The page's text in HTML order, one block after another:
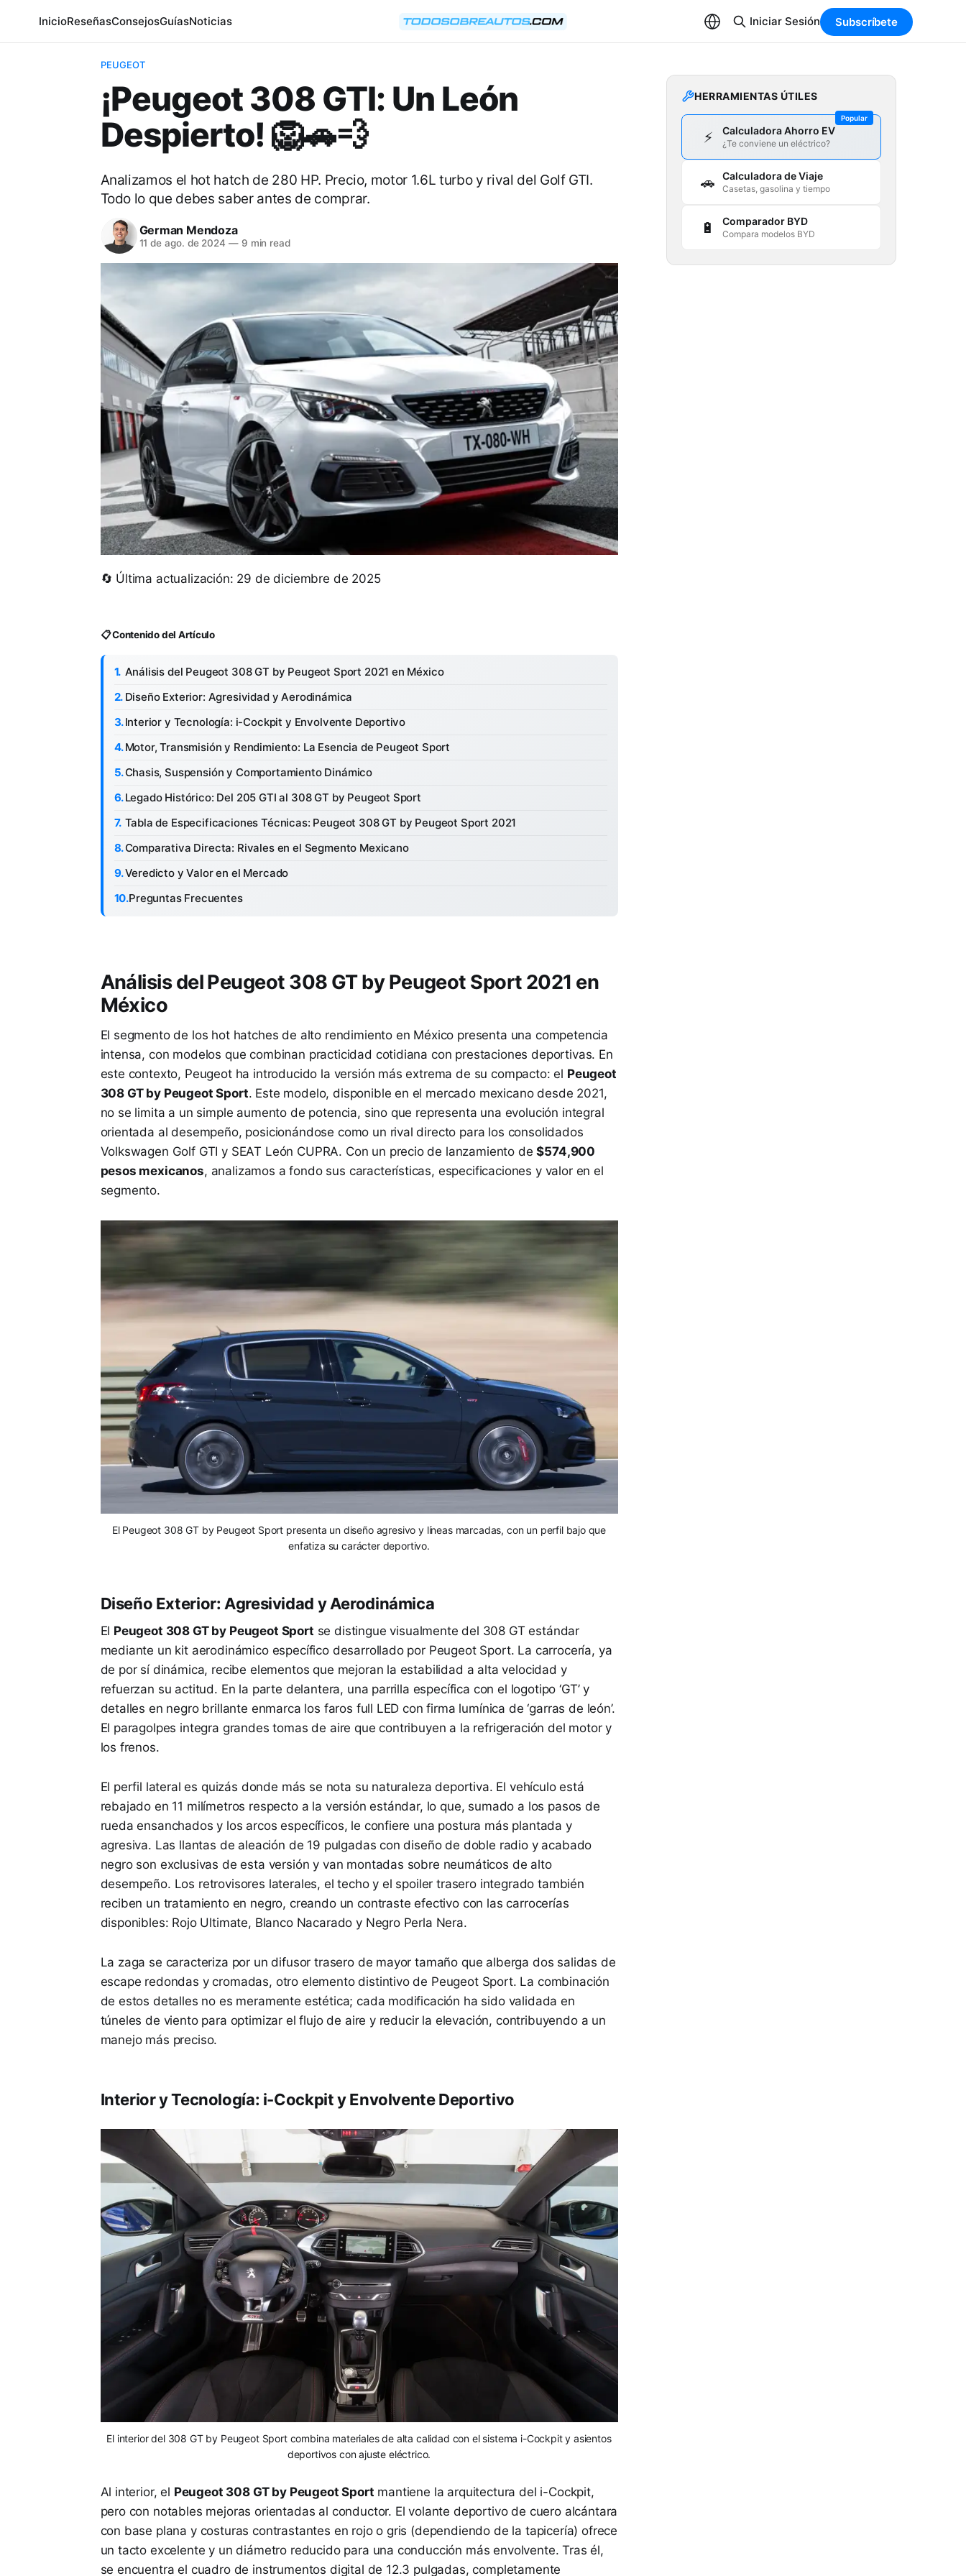
InicioReseñasConsejosGuíasNoticias Iniciar Sesión Subscríbete
PEUGEOT
¡Peugeot 308 GTI: Un León
Despierto! 🦁🚗💨
Analizamos el hot hatch de 280 HP. Precio, motor 1.6L turbo y rival del Golf GTI.
Todo lo que debes saber antes de comprar.
German Mendoza
11 de ago. de 2024 —9 min read
🔄 Última actualización: 29 de diciembre de 2025
📋 Contenido del Artículo
Análisis del Peugeot 308 GT by Peugeot Sport 2021 en México
Diseño Exterior: Agresividad y Aerodinámica
Interior y Tecnología: i-Cockpit y Envolvente Deportivo
Motor, Transmisión y Rendimiento: La Esencia de Peugeot Sport
Chasis, Suspensión y Comportamiento Dinámico
Legado Histórico: Del 205 GTI al 308 GT by Peugeot Sport
Tabla de Especificaciones Técnicas: Peugeot 308 GT by Peugeot Sport 2021
Comparativa Directa: Rivales en el Segmento Mexicano
Veredicto y Valor en el Mercado
Preguntas Frecuentes
Análisis del Peugeot 308 GT by Peugeot Sport 2021 en
México
El segmento de los hot hatches de alto rendimiento en México presenta una competencia
intensa, con modelos que combinan practicidad cotidiana con prestaciones deportivas. En
este contexto, Peugeot ha introducido la versión más extrema de su compacto: el Peugeot
308 GT by Peugeot Sport. Este modelo, disponible en el mercado mexicano desde 2021,
no se limita a un simple aumento de potencia, sino que representa una evolución integral
orientada al desempeño, posicionándose como un rival directo para los consolidados
Volkswagen Golf GTI y SEAT León CUPRA. Con un precio de lanzamiento de$574,900
pesos mexicanos, analizamos a fondo sus características, especificaciones y valor en el
segmento.
El Peugeot 308 GT by Peugeot Sport presenta un diseño agresivo y líneas marcadas, con un perfil bajo que
enfatiza su carácter deportivo.
Diseño Exterior: Agresividad y Aerodinámica
El Peugeot 308 GT by Peugeot Sport se distingue visualmente del 308 GT estándar
mediante un kit aerodinámico específico desarrollado por Peugeot Sport. La carrocería, ya
de por sí dinámica, recibe elementos que mejoran la estabilidad a alta velocidad y
refuerzan su actitud. En la parte delantera, una parrilla específica con el logotipo ‘GT’ y
detalles en negro brillante enmarca los faros full LED con firma lumínica de ‘garras de león’.
El paragolpes integra grandes tomas de aire que contribuyen a la refrigeración del motor y
los frenos.
El perfil lateral es quizás donde más se nota su naturaleza deportiva. El vehículo está
rebajado en 11 milímetros respecto a la versión estándar, lo que, sumado a los pasos de
rueda ensanchados y los arcos específicos, le confiere una postura más plantada y
agresiva. Las llantas de aleación de 19 pulgadas con diseño de doble radio y acabado
negro son exclusivas de esta versión y van montadas sobre neumáticos de alto
desempeño. Los retrovisores laterales, el techo y el spoiler trasero integrado también
reciben un tratamiento en negro, creando un contraste efectivo con las carrocerías
disponibles: Rojo Ultimate, Blanco Nacarado y Negro Perla Nera.
La zaga se caracteriza por un difusor trasero de mayor tamaño que alberga dos salidas de
escape redondas y cromadas, otro elemento distintivo de Peugeot Sport. La combinación
de estos detalles no es meramente estética; cada modificación ha sido validada en
túneles de viento para optimizar el flujo de aire y reducir la elevación, contribuyendo a un
manejo más preciso.
Interior y Tecnología: i-Cockpit y Envolvente Deportivo
El interior del 308 GT by Peugeot Sport combina materiales de alta calidad con el sistema i-Cockpit y asientos
deportivos con ajuste eléctrico.
Al interior, el Peugeot 308 GT by Peugeot Sport mantiene la arquitectura del i-Cockpit,
pero con notables mejoras orientadas al conductor. El volante deportivo de cuero alcántara
con base plana y costuras contrastantes en rojo o gris (dependiendo de la tapicería) ofrece
un tacto excelente y un diámetro reducido para una conducción más envolvente. Tras él,
se encuentra el cuadro de instrumentos digital de 12.3 pulgadas, completamente
HERRAMIENTAS ÚTILES
Popular
⚡ Calculadora Ahorro EV
¿Te conviene un eléctrico?
🚗 Calculadora de Viaje
Casetas, gasolina y tiempo
🔋 Comparador BYD
Compara modelos BYD